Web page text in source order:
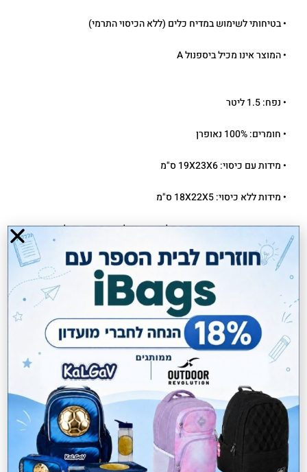
• בטיחותי לשימוש במדיח כלים (ללא הכיסוי התרמי)
• המוצר אינו מכיל ביספנול A
• נפח: 1.5 ליטר
• חומרים: 100% נאופרן
• מידות עם כיסוי: 19X23X6 ס"מ
• מידות ללא כיסוי: 18X22X5 ס"מ
• התמונות המוצגות באתר הינן להמחשה בלבד. ייתכנו הבדלים בגוון
המוצר לבין התמונה
משלוחים חינם בקנייה מעל 299 ₪
החלפות והחזרות בקלות
מוצרים קשורים